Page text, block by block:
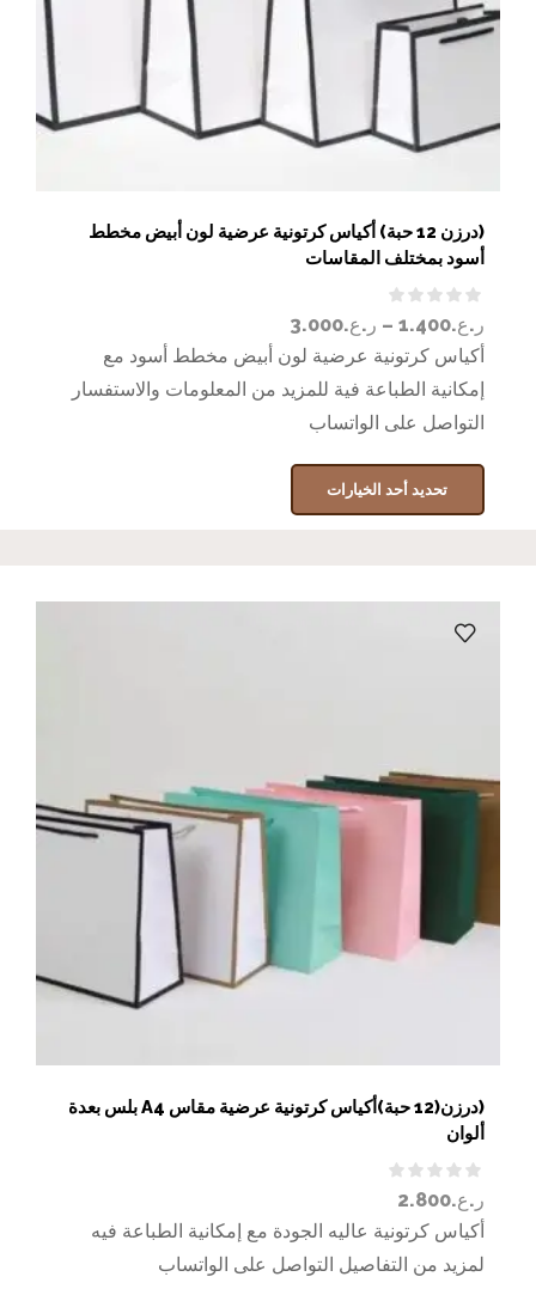
(درزن 12 حبة) أكياس كرتونية عرضية لون أبيض مخطط
أسود بمختلف المقاسات
ر.ع.1.400
– ر.ع.3.000
أكياس كرتونية عرضية لون أبيض مخطط أسود مع
إمكانية الطباعة فية للمزيد من المعلومات والاستفسار
التواصل على الواتساب
تحديد أحد الخيارات
(درزن(12 حبة)أكياس كرتونية عرضية مقاس A4 بلس بعدة
ألوان
ر.ع.2.800
أكياس كرتونية عاليه الجودة مع إمكانية الطباعة فيه
لمزيد من التفاصيل التواصل على الواتساب